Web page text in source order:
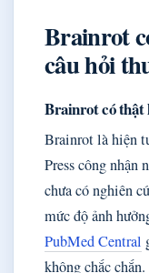
Brainrot
câu hỏi
Brainrot có thật
Brainrot là hiện
Press công nhận
chưa có nghiên
mức độ ảnh
PubMed Central
không chắc chắn.